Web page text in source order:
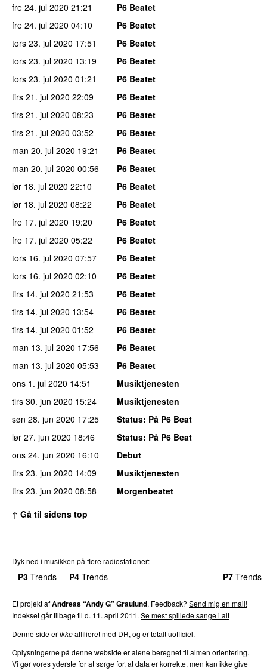
fre 24. jul 2020 21:21
P6 Beatet
fre 24. jul 2020 04:10
P6 Beatet
tors 23. jul 2020 17:51
P6 Beatet
tors 23. jul 2020 13:19
P6 Beatet
tors 23. jul 2020 01:21
P6 Beatet
tirs 21. jul 2020 22:09
P6 Beatet
tirs 21. jul 2020 08:23
P6 Beatet
tirs 21. jul 2020 03:52
P6 Beatet
man 20. jul 2020 19:21
P6 Beatet
man 20. jul 2020 00:56
P6 Beatet
lør 18. jul 2020 22:10
P6 Beatet
lør 18. jul 2020 08:22
P6 Beatet
fre 17. jul 2020 19:20
P6 Beatet
fre 17. jul 2020 05:22
P6 Beatet
tors 16. jul 2020 07:57
P6 Beatet
tors 16. jul 2020 02:10
P6 Beatet
tirs 14. jul 2020 21:53
P6 Beatet
tirs 14. jul 2020 13:54
P6 Beatet
tirs 14. jul 2020 01:52
P6 Beatet
man 13. jul 2020 17:56
P6 Beatet
man 13. jul 2020 05:53
P6 Beatet
ons 1. jul 2020 14:51
Musiktjenesten
tirs 30. jun 2020 15:24
Musiktjenesten
søn 28. jun 2020 17:25 Status: På P6 Beat
lør 27. jun 2020 18:46 Status: På P6 Beat
ons 24. jun 2020 16:10
Debut
tirs 23. jun 2020 14:09
Musiktjenesten
tirs 23. jun 2020 08:58
Morgenbeatet
↑ Gå til sidens top
Dyk ned i musikken på flere radiostationer:
P3 Trends P4 Trends P7 Trends
Et projekt afAndreas “Andy G” Graulund. Feedback? Send mig en mail!
Indekset går tilbage til d. 11. april 2011. Se mest spillede sange i alt
Denne side erikkeaffilieret med DR, og er totalt uofficiel.
Oplysningerne på denne webside er alene beregnet til almen orientering.
Vi gør vores yderste for at sørge for, at data er korrekte, men kan ikke give